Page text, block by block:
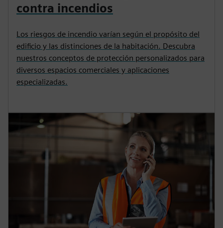
contra incendios
Los riesgos de incendio varían según el propósito del
edificio y las distinciones de la habitación. Descubra
nuestros conceptos de protección personalizados para
diversos espacios comerciales y aplicaciones
especializadas.